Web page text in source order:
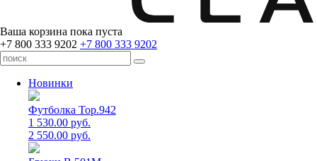
Ваша корзина пока пуста
+7 800 333 9202 +7 800 333 9202
Новинки
Футболка Top.942
1 530.00 руб.
2 550.00 руб.